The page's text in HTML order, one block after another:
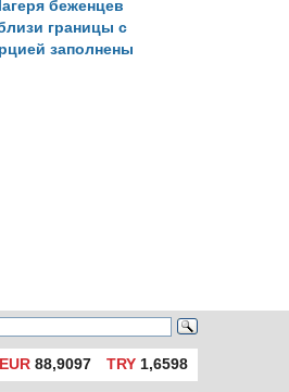
беженцев
границы с
заполнены
EUR 88,9097 TRY1,6598